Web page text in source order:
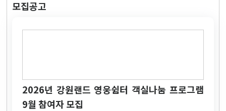
모집공고
2026년 강원랜드 영웅쉼터 객실나눔 프로그램
9월 참여자 모집